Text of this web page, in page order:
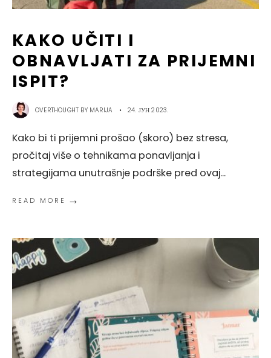
KAKO UČITI I
OBNAVLJATI ZA PRIJEMNI
ISPIT?
OVERTHOUGHT BY MARIJA • 24. ЈУН 2023.
Kako bi ti prijemni prošao (skoro) bez stresa,
pročitaj više o tehnikama ponavljanja i
strategijama unutrašnje podrške pred ovaj...
READ MORE →